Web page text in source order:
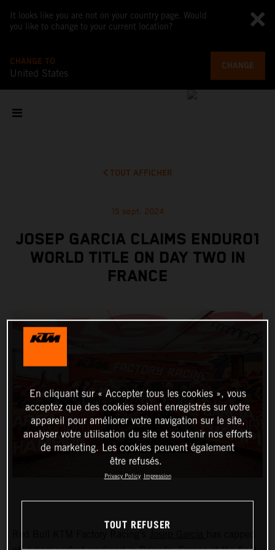
It looks like you are not on your country page. Would
you like to change to your current location?
CHANGE TO
United States
CHANGE
TOUT AFFICHER
15 sept. 2024
JOSEP GARCIA CLAIMS ENDURO1
WORLD TITLE ON DAY TWO IN
FRANCE
En cliquant sur « Accepter tous les cookies », vous
acceptez que des cookies soient enregistrés sur votre
appareil pour améliorer votre navigation sur le site,
analyser votre utilisation du site et soutenir nos efforts
de marketing. Les cookies peuvent également
être refusés.
Privacy Policy Impression
TOUT REFUSER